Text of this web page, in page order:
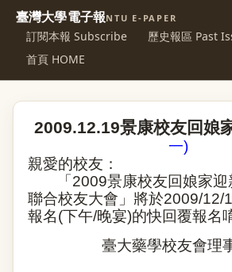
臺灣大學電子報NTU E-PAPER
訂閱本報 Subscribe
歷史報區 Past
首頁 HOME
2009.12.19景康校友回娘
一)
親愛的校友：
「 2009景康校友回娘家
聯合校友大會」將於2009/12/
報名(下午/晚宴)的快回覆報名
臺大藥學校友會理